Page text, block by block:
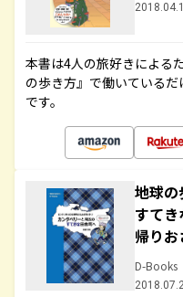
本書は4人の旅好きによる
の歩き方』で働いている
です。
地球の
すて
帰り
D-Books